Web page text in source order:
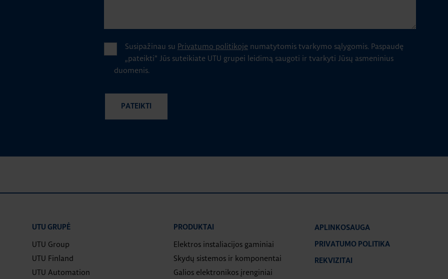
Susipažinau su Privatumo politikoje numatytomis tvarkymo sąlygomis. Paspaudę
„pateikti" Jūs suteikiate UTU grupei leidimą saugoti ir tvarkyti Jūsų asmeninius
duomenis.
UTU GRUPĖ
UTU Group
UTU Finland
UTU Automation
PRODUKTAI
Elektros instaliacijos gaminiai
Skydų sistemos ir komponentai
Galios elektronikos įrenginiai
APLINKOSAUGA
PRIVATUMO POLITIKA
REKVIZITAI